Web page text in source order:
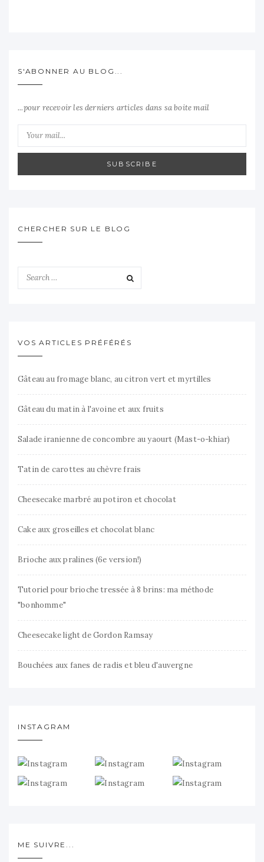
S'ABONNER AU BLOG...
...pour recevoir les derniers articles dans sa boite mail
SUBSCRIBE
CHERCHER SUR LE BLOG
VOS ARTICLES PRÉFÉRÉS
Gâteau au fromage blanc, au citron vert et myrtilles
Gâteau du matin à l'avoine et aux fruits
Salade iranienne de concombre au yaourt (Mast-o-khiar)
Tatin de carottes au chèvre frais
Cheesecake marbré au potiron et chocolat
Cake aux groseilles et chocolat blanc
Brioche aux pralines (6e version!)
Tutoriel pour brioche tressée à 8 brins: ma méthode
"bonhomme"
Cheesecake light de Gordon Ramsay
Bouchées aux fanes de radis et bleu d'auvergne
INSTAGRAM
ME SUIVRE...